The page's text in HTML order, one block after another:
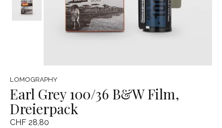
LOMOGRAPHY
Earl Grey 100/36 B&W Film,
Dreierpack
CHF 28,80